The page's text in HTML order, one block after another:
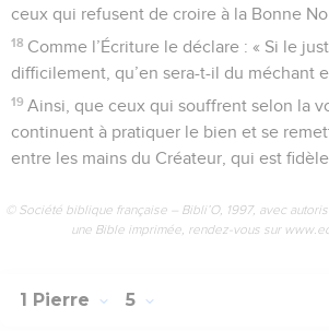
ceux qui refusent de croire à la Bonne
18 Comme l’Écriture le déclare : « Si le
difficilement, qu’en sera-t-il du méchant
19 Ainsi, que ceux qui souffrent selon la
continuent à pratiquer le bien et se
entre les mains du Créateur, qui est fidèle
© Société biblique française – Bibli’O, 1997, avec
une Bible imprimée, rendez-vous sur
1 Pierre 5